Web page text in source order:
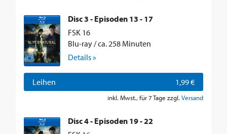
Disc 3 - Episoden 13 - 17
FSK 16
Blu-ray / ca. 258 Minuten
Details »
Leihen 1,99 €
inkl. Mwst., für 7 Tage zzgl. Versand
Disc 4 - Episoden 19 - 22